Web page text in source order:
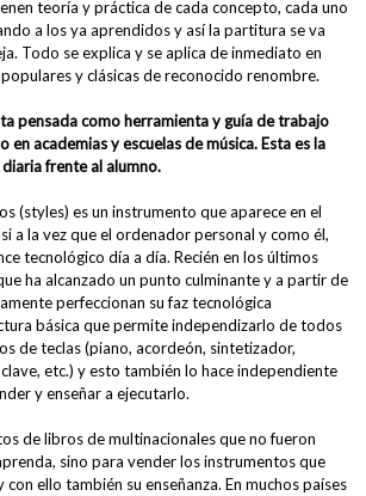
teoría y práctica de cada concepto, cada uno
a los ya aprendidos y así la partitura se va
Todo se explica y se aplica de inmediato en
y clásicas de reconocido renombre.
pensada como herramienta y guía de trabajo
en academias y escuelas de música. Esta es la
frente al alumno.
(styles) es un instrumento que aparece en el
a la vez que el ordenador personal y como él,
tecnológico día a día. Recién en los últimos
ha alcanzado un punto culminante y a partir de
perfeccionan su faz tecnológica
básica que permite independizarlo de todos
de teclas (piano, acordeón, sintetizador,
etc.) y esto también lo hace independiente
y enseñar a ejecutarlo.
de libros de multinacionales que no fueron
sino para vender los instrumentos que
ello también su enseñanza. En muchos países